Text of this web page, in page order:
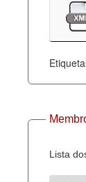
Lista